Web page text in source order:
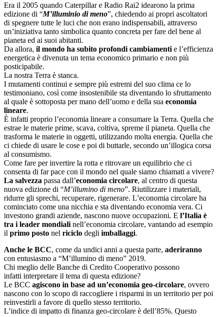
Era il 2005 quando Caterpillar e Radio Rai2 idearono la prima
edizione di “M’illuminio di meno”, chiedendo ai propri ascoltatori
di spegnere tutte le luci che non erano indispensabili, attraverso
un’iniziativa tanto simbolica quanto concreta per fare del bene al
pianeta ed ai suoi abitanti.
Da allora, il mondo ha subito profondi cambiamenti e l’efficienza
energetica è divenuta un tema economico primario e non più
posticipabile.
La nostra Terra è stanca.
I mutamenti continui e sempre più estremi del suo clima ce lo
testimoniano, così come insostenibile sta diventando lo sfruttamento
al quale è sottoposta per mano dell’uomo e della sua economia
lineare.
È infatti proprio l’economia lineare a consumare la Terra. Quella che
estrae le materie prime, scava, coltiva, spreme il pianeta. Quella che
trasforma le materie in oggetti, utilizzando molta energia. Quella che
ci chiede di usare le cose e poi di buttarle, secondo un’illogica corsa
al consumismo.
Come fare per invertire la rotta e ritrovare un equilibrio che ci
consenta di far pace con il mondo nel quale siamo chiamati a vivere?
La salvezza passa dall’economia circolare, al centro di questa
nuova edizione di “M’illumino di meno”. Riutilizzare i materiali,
ridurre gli sprechi, recuperare, rigenerare. L’economia circolare ha
cominciato come una nicchia e sta diventando economia vera. Ci
investono grandi aziende, nascono nuove occupazioni. E l’Italia è
tra i leader mondiali nell’economia circolare, vantando ad esempio
il primo posto nel riciclo degli imballaggi.
Anche le BCC, come da undici anni a questa parte, aderiranno
con entusiasmo a “M’illumino di meno” 2019.
Chi meglio delle Banche di Credito Cooperativo possono
infatti interpretare il tema di questa edizione?
Le BCC agiscono in base ad un’economia geo-circolare, ovvero
nascono con lo scopo di raccogliere i risparmi in un territorio per poi
reinvestirli a favore di quello stesso territorio.
L’indice di impatto di finanza geo-circolare è dell’85%. Questo